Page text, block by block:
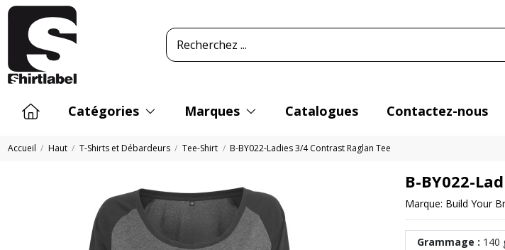
Catégories Marques Catalogues Contactez-nous
Accueil Haut T-Shirts et Débardeurs Tee-Shirt B-BY022-Ladies 3/4 Contrast Raglan Tee
B-BY022-
Marque: Build Your
Grammage : 140